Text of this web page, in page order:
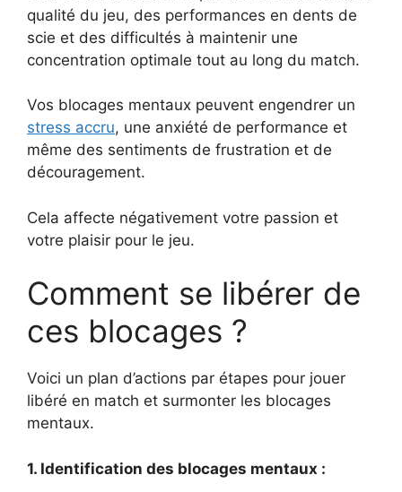
qualité du jeu, des performances en dents de
scie et des difficultés à maintenir une
concentration optimale tout au long du match.
Vos blocages mentaux peuvent engendrer un
stress accru, une anxiété de performance et
même des sentiments de frustration et de
découragement.
Cela affecte négativement votre passion et
votre plaisir pour le jeu.
Comment se libérer de
ces blocages ?
Voici un plan d’actions par étapes pour jouer
libéré en match et surmonter les blocages
mentaux.
1. Identification des blocages mentaux :